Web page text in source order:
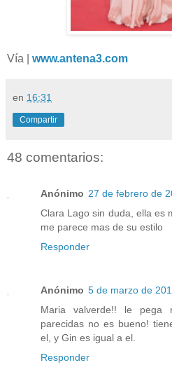
Vía | www.antena3.com
en 16:31
Compartir
48 comentarios:
Anónimo 27 de febrero de
Clara Lago sin duda, ella es
me parece mas de su estilo
Responder
Anónimo 5 de marzo de
Maria valverde!! le pega
parecidas no es bueno!
el, y Gin es igual a el.
Responder